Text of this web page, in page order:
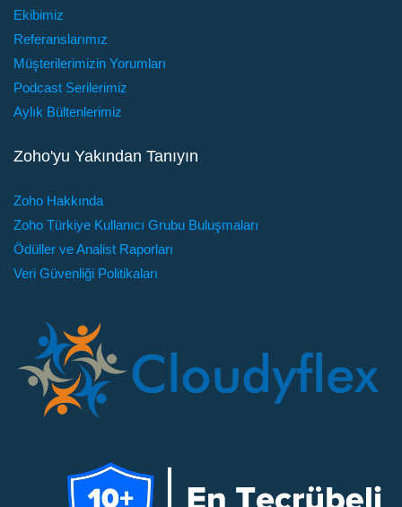
Ekibimiz
Referanslarımız
Müşterilerimizin Yorumları
Podcast Serilerimiz
Aylık Bültenlerimiz
Zoho'yu Yakından Tanıyın
Zoho Hakkında
Zoho Türkiye Kullanıcı Grubu Buluşmaları
Ödüller ve Analist Raporları
Veri Güvenliği Politikaları